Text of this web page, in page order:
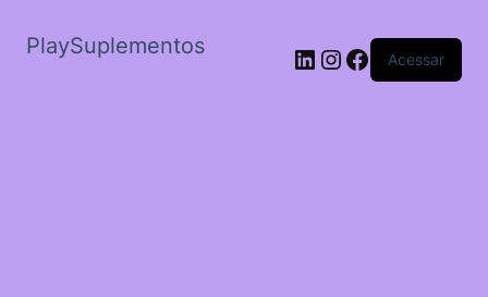
PlaySuplementos LinkedIn
Instagram
Facebook
Acessar